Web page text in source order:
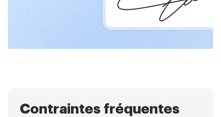
Contraintes fréquentes